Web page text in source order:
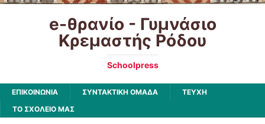
e-θρανίο - Γυμνάσιο
Κρεμαστής Ρόδου
Schoolpress
ΕΠΙΚΟΙΝΩΝΙΑ ΣΥΝΤΑΚΤΙΚΗ ΟΜΑΔΑ
ΤΕΥΧΗ
ΤΟ ΣΧΟΛΕΙΟ ΜΑΣ